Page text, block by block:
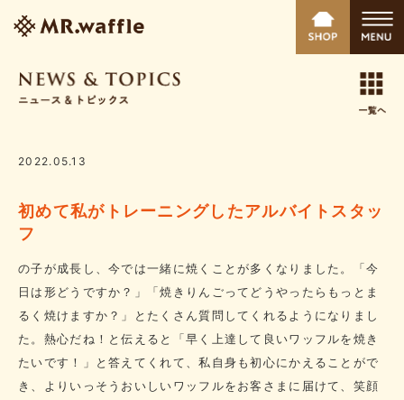
2022.05.13
初めて私がトレーニングしたアルバイトスタッ
フ
の子が成長し、今では一緒に焼くことが多くなりました。「今
日は形どうですか？」「焼きりんごってどうやったらもっとま
るく焼けますか？」とたくさん質問してくれるようになりまし
た。熱心だね！と伝えると「早く上達して良いワッフルを焼き
たいです！」と答えてくれて、私自身も初心にかえることがで
き、よりいっそうおいしいワッフルをお客さまに届けて、笑顔